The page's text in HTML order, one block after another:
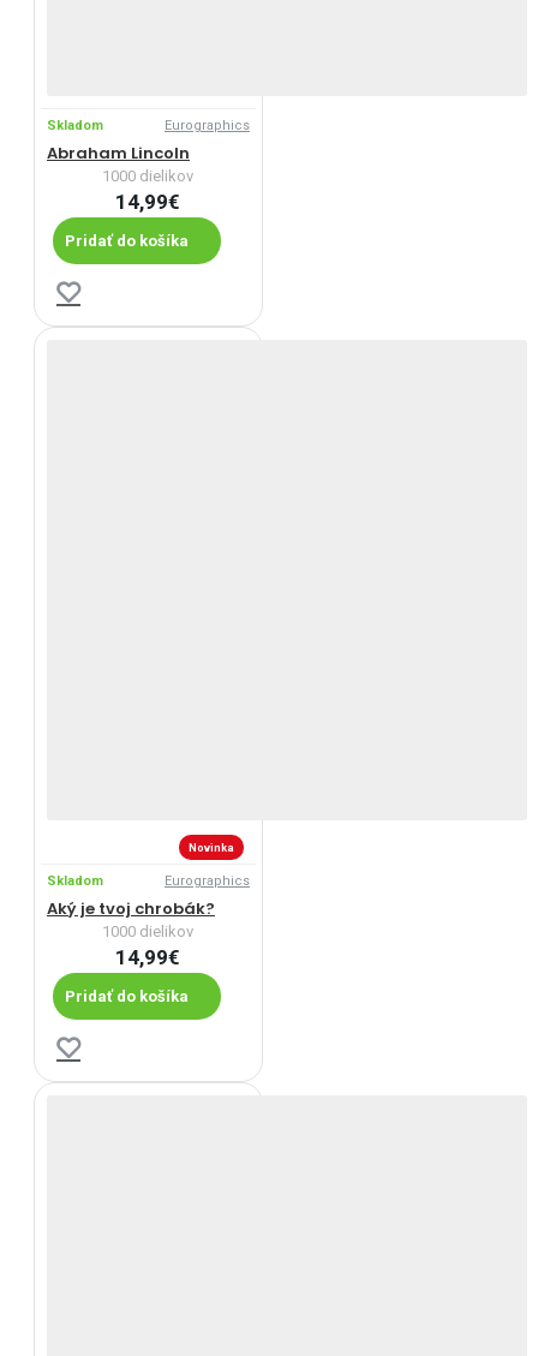
Skladom Eurographics
Abraham Lincoln
1000 dielikov
14,99€
Pridať do košíka
Novinka
Skladom Eurographics
Aký je tvoj chrobák?
1000 dielikov
14,99€
Pridať do košíka